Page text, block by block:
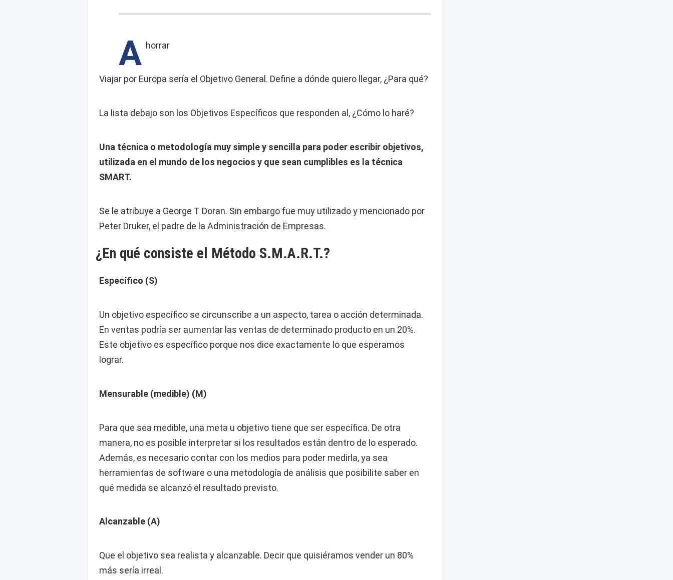
A horrar
Viajar por Europa sería el Objetivo General. Define a dónde quiero llegar, ¿Para qué?
La lista debajo son los Objetivos Específicos que responden al, ¿Cómo lo haré?
Una técnica o metodología muy simple y sencilla para poder escribir objetivos,
utilizada en el mundo de los negocios y que sean cumplibles es la técnica
SMART.
Se le atribuye a George T Doran. Sin embargo fue muy utilizado y mencionado por
Peter Druker, el padre de la Administración de Empresas.
¿En qué consiste el Método S.M.A.R.T.?
Específico (S)
Un objetivo específico se circunscribe a un aspecto, tarea o acción determinada.
En ventas podría ser aumentar las ventas de determinado producto en un 20%.
Este objetivo es específico porque nos dice exactamente lo que esperamos
lograr.
Mensurable (medible) (M)
Para que sea medible, una meta u objetivo tiene que ser específica. De otra
manera, no es posible interpretar si los resultados están dentro de lo esperado.
Además, es necesario contar con los medios para poder medirla, ya sea
herramientas de software o una metodología de análisis que posibilite saber en
qué medida se alcanzó el resultado previsto.
Alcanzable (A)
Que el objetivo sea realista y alcanzable. Decir que quisiéramos vender un 80%
más sería irreal.